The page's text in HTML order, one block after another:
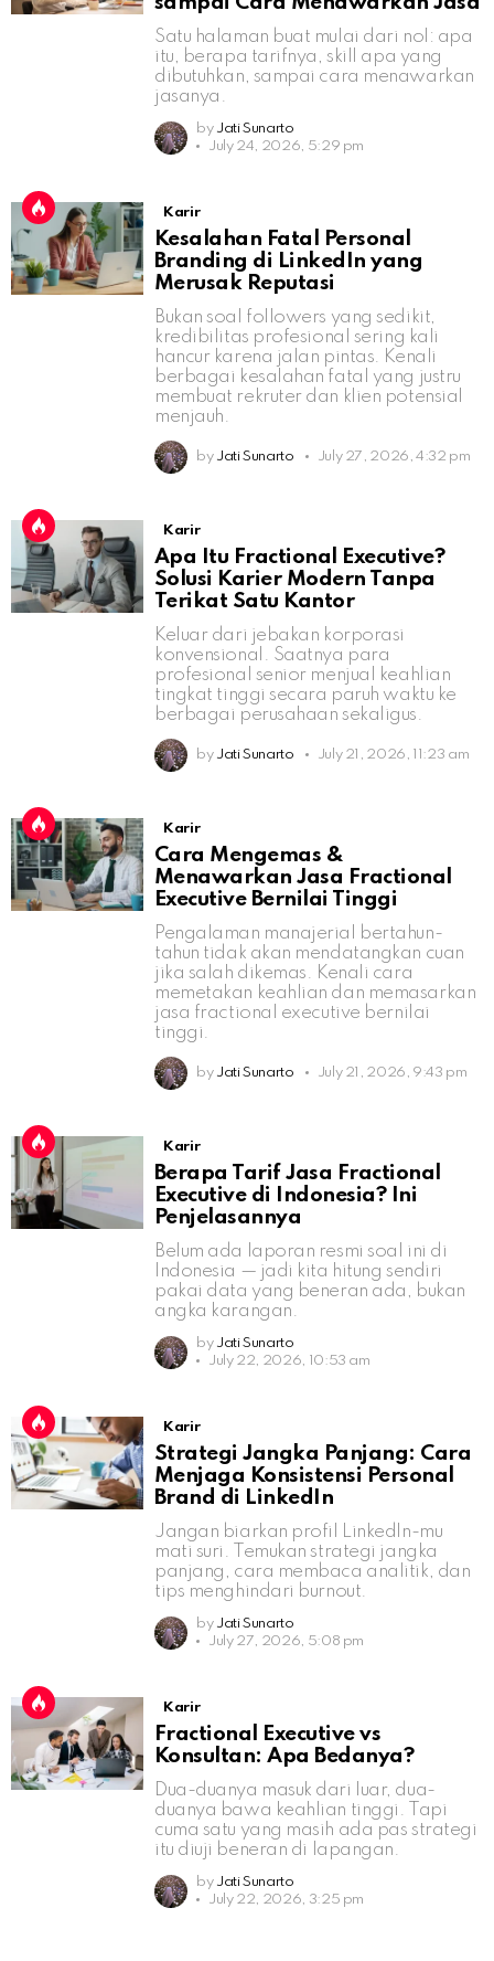
Satu halaman buat mulai dari nol: apa
itu, berapa tarifnya, skill apa yang
dibutuhkan, sampai cara menawarkan
jasanya.
by Jati Sunarto
July 24, 2026, 5:29 pm
Karir
Kesalahan Fatal Personal
Branding di LinkedIn yang
Merusak Reputasi
Bukan soal followers yang sedikit,
kredibilitas profesional sering kali
hancur karena jalan pintas. Kenali
berbagai kesalahan fatal yang justru
membuat rekruter dan klien potensial
menjauh.
by Jati Sunarto July 27, 2026, 4:32 pm
Karir
Apa Itu Fractional Executive?
Solusi Karier Modern Tanpa
Terikat Satu Kantor
Keluar dari jebakan korporasi
konvensional. Saatnya para
profesional senior menjual keahlian
tingkat tinggi secara paruh waktu ke
berbagai perusahaan sekaligus.
by Jati Sunarto July 21, 2026, 11:23 am
Karir
Cara Mengemas &
Menawarkan Jasa Fractional
Executive Bernilai Tinggi
Pengalaman manajerial bertahun-
tahun tidak akan mendatangkan cuan
jika salah dikemas. Kenali cara
memetakan keahlian dan memasarkan
jasa fractional executive bernilai
tinggi.
by Jati Sunarto July 21, 2026, 9:43 pm
Karir
Berapa Tarif Jasa Fractional
Executive di Indonesia? Ini
Penjelasannya
Belum ada laporan resmi soal ini di
Indonesia — jadi kita hitung sendiri
pakai data yang beneran ada, bukan
angka karangan.
by Jati Sunarto
July 22, 2026, 10:53 am
Karir
Strategi Jangka Panjang: Cara
Menjaga Konsistensi Personal
Brand di LinkedIn
Jangan biarkan profil LinkedIn-mu
mati suri. Temukan strategi jangka
panjang, cara membaca analitik, dan
tips menghindari burnout.
by Jati Sunarto
July 27, 2026, 5:08 pm
Karir
Fractional Executive vs
Konsultan: Apa Bedanya?
Dua-duanya masuk dari luar, dua-
duanya bawa keahlian tinggi. Tapi
cuma satu yang masih ada pas strategi
itu diuji beneran di lapangan.
by Jati Sunarto
July 22, 2026, 3:25 pm